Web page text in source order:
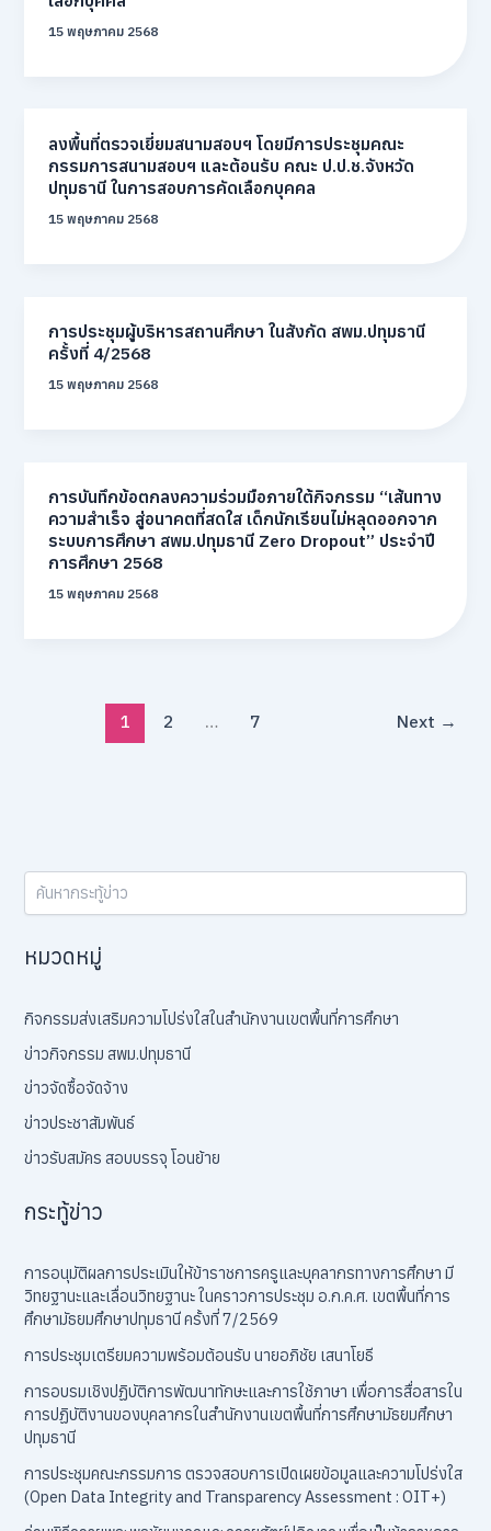
15 พฤษภาคม 2568
ลงพื้นที่ตรวจเยี่ยมสนามสอบฯ โดยมีการประชุมคณะ
กรรมการสนามสอบฯ และต้อนรับ คณะ ป.ป.ช.จังหวัด
ปทุมธานี ในการสอบการคัดเลือกบุคคล
15 พฤษภาคม 2568
การประชุมผู้บริหารสถานศึกษา ในสังกัด สพม.ปทุมธานี
ครั้งที่ 4/2568
15 พฤษภาคม 2568
การบันทึกข้อตกลงความร่วมมือภายใต้กิจกรรม “เส้นทาง
ความสำเร็จ สู่อนาคตที่สดใส เด็กนักเรียนไม่หลุดออกจาก
ระบบการศึกษา สพม.ปทุมธานี Zero Dropout” ประจำปี
การศึกษา 2568
15 พฤษภาคม 2568
1 2 … 7 Next →
หมวดหมู่
กิจกรรมส่งเสริมความโปร่งใสในสำนักงานเขตพื้นที่การศึกษา
ข่าวกิจกรรม สพม.ปทุมธานี
ข่าวจัดซื้อจัดจ้าง
ข่าวประชาสัมพันธ์
ข่าวรับสมัคร สอบบรรจุ โอนย้าย
กระทู้ข่าว
การอนุมัติผลการประเมินให้ข้าราชการครูและบุคลากรทางการศึกษา มี
วิทยฐานะและเลื่อนวิทยฐานะ ในคราวการประชุม อ.ก.ค.ศ. เขตพื้นที่การ
ศึกษามัธยมศึกษาปทุมธานี ครั้งที่ 7/2569
การประชุมเตรียมความพร้อมต้อนรับ นายอภิชัย เสนาโยธี
การอบรมเชิงปฏิบัติการพัฒนาทักษะและการใช้ภาษา เพื่อการสื่อสารใน
การปฏิบัติงานของบุคลากรในสำนักงานเขตพื้นที่การศึกษามัธยมศึกษา
ปทุมธานี
การประชุมคณะกรรมการ ตรวจสอบการเปิดเผยข้อมูลและความโปร่งใส
(Open Data Integrity and Transparency Assessment : OIT+)